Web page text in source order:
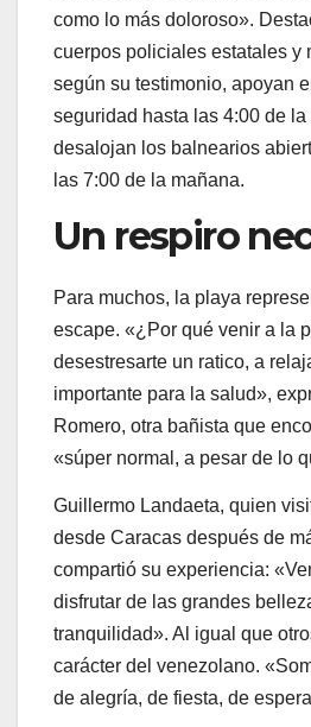
como lo más doloroso».
cuerpos policiales estatales y
según su testimonio, apoyan
seguridad hasta las 4:00 de
desalojan los balnearios
las 7:00 de la mañana.
Un respiro
Para muchos, la playa
escape. «¿Por qué venir a la
desestresarte un ratico, a
importante para la salud»,
Romero, otra bañista que
«súper normal, a pesar de lo
Guillermo Landaeta, quien
desde Caracas después de
compartió su experiencia:
disfrutar de las grandes
tranquilidad». Al igual que
carácter del venezolano.
de alegría, de fiesta, de